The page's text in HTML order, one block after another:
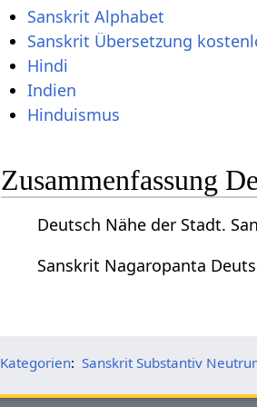
Sanskrit Alphabet
Sanskrit Übersetzung
Hindi
Indien
Hinduismus
Zusammenfassung
Deutsch Nähe der Stadt.
Sanskrit Nagaropanta
Kategorien: Sanskrit Substantiv